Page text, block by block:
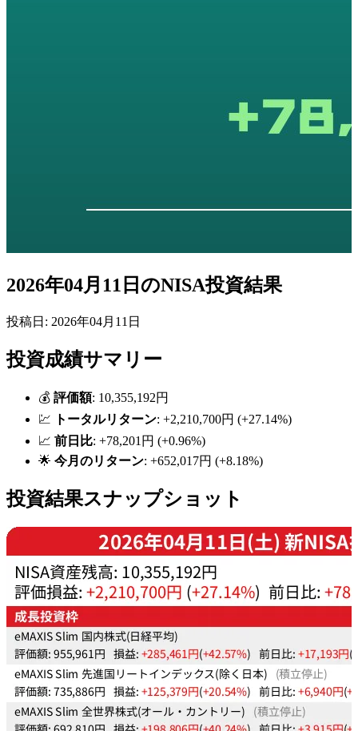
2026年04月11日のNISA投資結果
投稿日: 2026年04月11日
投資成績サマリー
💰 評価額: 10,355,192円
💹
トータルリターン: +2,210,700円 (+27.14%)
📈 前日比: +78,201円 (+0.96%)
🌟 今月のリターン: +652,017円 (+8.18%)
投資結果スナップショット